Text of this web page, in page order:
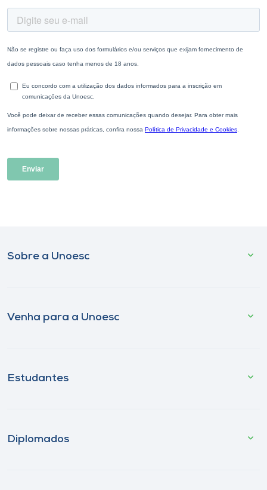
Sobre a Unoesc
Venha para a Unoesc
Estudantes
Diplomados